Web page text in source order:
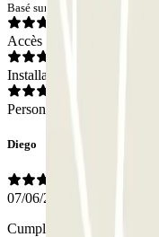
Basé sur 13 avis
Accès
Installations
Personnel
Diego
07/06/2025
Cumplió las espectativas